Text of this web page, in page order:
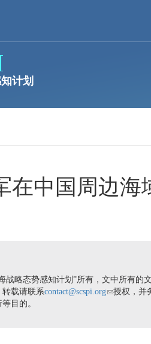
计划
在中国周边
战略态势感知计划”所有，文中所有的
转载请联系contact@scspi.org(link sends
授权，并
目的。